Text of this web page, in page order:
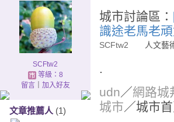
SCFtw2
等級：8
留言｜ 加入好友
文章推薦人 (1)
城市討論區：
識途老馬老
SCFtw2 人文藝
.
udn／網路城
城市／城市